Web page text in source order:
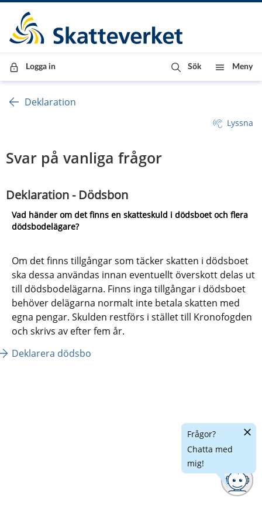
Till innehåll
Till navigationen
Till chattrobot
Logga in Sök Meny
Deklaration
Lyssna
Svar på vanliga frågor
Deklaration - Dödsbon
Vad händer om det finns en skatteskuld i dödsboet och flera
dödsbodelägare?
Om det finns tillgångar som täcker skatten i dödsboet
ska dessa användas innan eventuellt överskott delas ut
till dödsbodelägarna. Finns inga tillgångar i dödsboet
behöver delägarna normalt inte betala skatten med
egna pengar. Skulden restförs i stället till Kronofogden
och skrivs av efter fem år.
Deklarera dödsbo
Frågor?
Chatta med
mig!
Dölj